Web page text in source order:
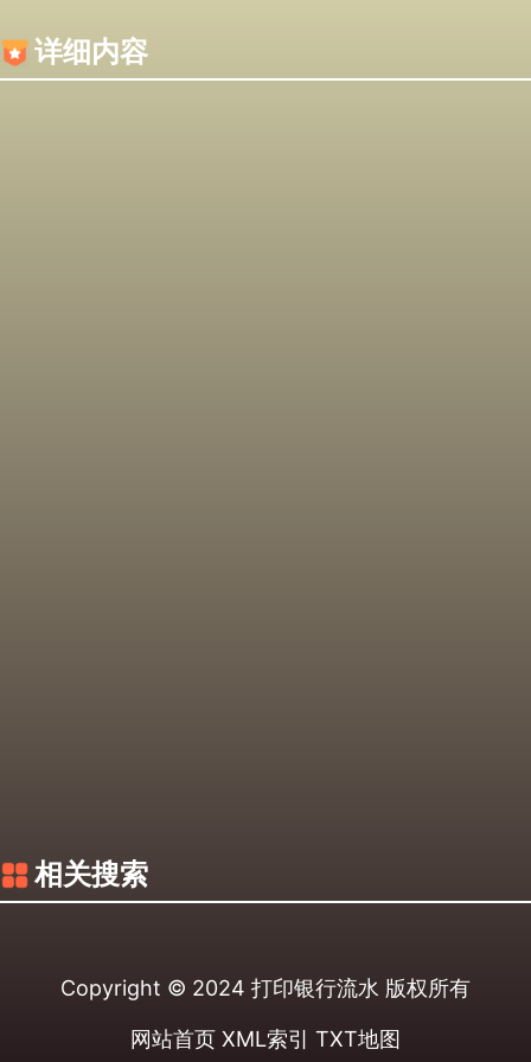
详细内容
相关搜索
Copyright © 2024 打印银行流水 版权所有
网站首页 XML索引 TXT地图